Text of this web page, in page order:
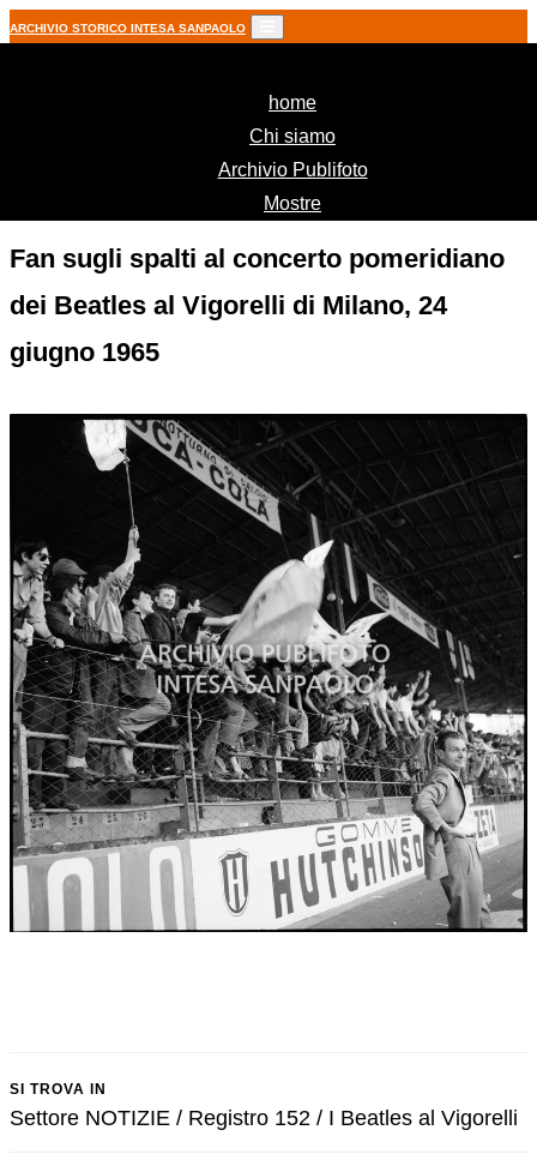
ARCHIVIO STORICO INTESA SANPAOLO
home(current)
Chi siamo
Archivio Publifoto
Mostre
Fan sugli spalti al concerto pomeridiano
dei Beatles al Vigorelli di Milano, 24
giugno 1965
SI TROVA IN
Settore NOTIZIE / Registro 152 / I Beatles al Vigorelli